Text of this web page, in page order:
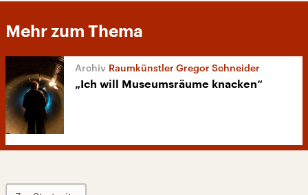
Mehr zum Thema
Raumkünstler Gregor Schneider
„Ich will Museumsräume knacken“